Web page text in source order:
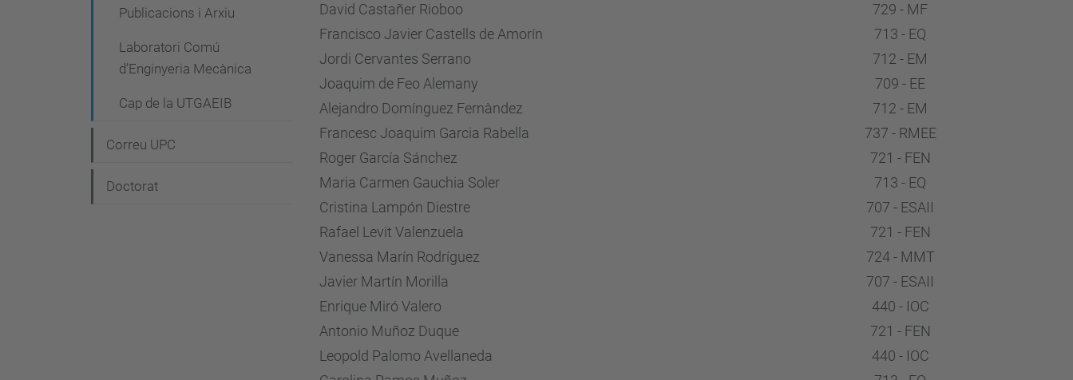
David Castañer Rioboo
729 - MF
Francisco Javier Castells de Amorín
713 - EQ
Jordi Cervantes Serrano
712 - EM
Joaquim de Feo Alemany
709 - EE
Alejandro Domínguez Fernàndez
712 - EM
Francesc Joaquim Garcia Rabella
737 - RMEE
Roger García Sánchez
721 - FEN
Maria Carmen Gauchia Soler
713 - EQ
Cristina Lampón Diestre
707 - ESAII
Rafael Levit Valenzuela
721 - FEN
Vanessa Marín Rodríguez
724 - MMT
Javier Martín Morilla
707 - ESAII
Enrique Miró Valero
440 - IOC
Antonio Muñoz Duque
721 - FEN
Leopold Palomo Avellaneda
440 - IOC
Publicacions i Arxiu
Laboratori Comú
d’Enginyeria Mecànica
Cap de la UTGAEIB
Correu UPC
Doctorat